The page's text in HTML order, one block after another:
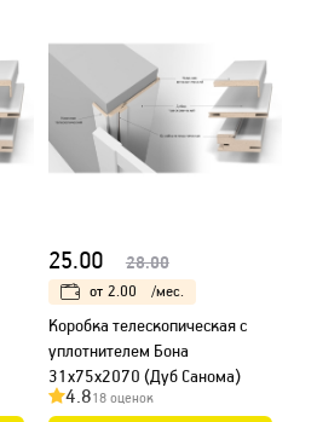
25.00 28.00
от 2.00 /мес.
Коробка телескопическая с
уплотнителем Бона
31х75х2070 (Дуб Санома)
4.818 оценок